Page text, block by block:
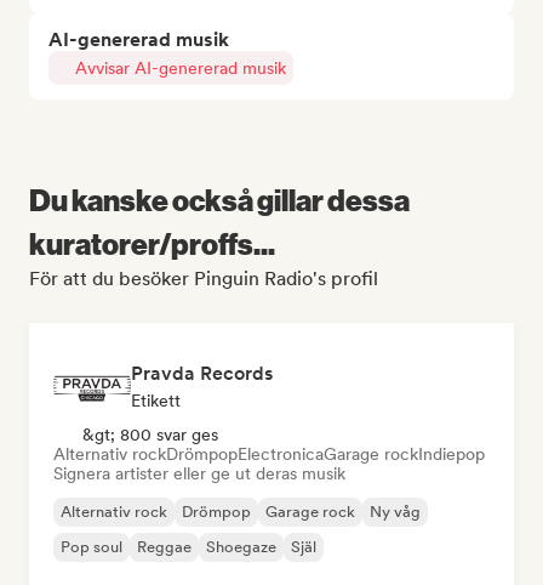
AI-genererad musik
Avvisar AI-genererad musik
Du kanske också gillar dessa
kuratorer/proffs...
För att du besöker Pinguin Radio's profil
Pravda Records
Etikett
&gt; 800 svar ges
Alternativ rockDrömpopElectronicaGarage rockIndiepop
Signera artister eller ge ut deras musik
Alternativ rock Drömpop Garage rock
Ny våg
Pop soul
Reggae Shoegaze Själ